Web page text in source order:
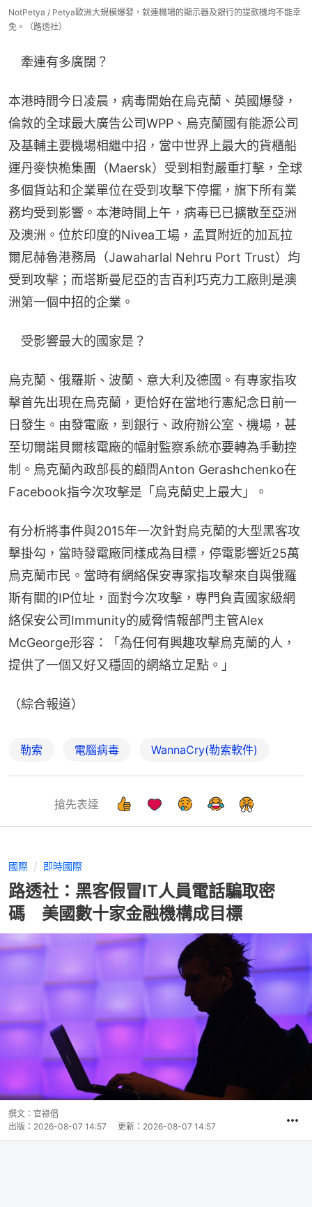
NotPetya / Petya歐洲大規模爆發，就連機場的顯示器及銀行的提款機均不能幸
免。（路透社）
牽連有多廣闊？
本港時間今日凌晨，病毒開始在烏克蘭、英國爆發，
倫敦的全球最大廣告公司WPP、烏克蘭國有能源公司
及基輔主要機場相繼中招，當中世界上最大的貨櫃船
運丹麥快桅集團（Maersk）受到相對嚴重打擊，全球
多個貨站和企業單位在受到攻擊下停擺，旗下所有業
務均受到影響。本港時間上午，病毒已已擴散至亞洲
及澳洲。位於印度的Nivea工場，孟買附近的加瓦拉
爾尼赫魯港務局（Jawaharlal Nehru Port Trust）均
受到攻擊；而塔斯曼尼亞的吉百利巧克力工廠則是澳
洲第一個中招的企業。
受影響最大的國家是？
烏克蘭、俄羅斯、波蘭、意大利及德國。有專家指攻
擊首先出現在烏克蘭，更恰好在當地行憲紀念日前一
日發生。由發電廠，到銀行、政府辦公室、機場，甚
至切爾諾貝爾核電廠的幅射監察系統亦要轉為手動控
制。烏克蘭內政部長的顧問Anton Gerashchenko在
Facebook指今次攻擊是「烏克蘭史上最大」。
有分析將事件與2015年一次針對烏克蘭的大型黑客攻
擊掛勾，當時發電廠同樣成為目標，停電影響近25萬
烏克蘭市民。當時有網絡保安專家指攻擊來自與俄羅
斯有關的IP位址，面對今次攻擊，專門負責國家級網
絡保安公司Immunity的威脅情報部門主管Alex
McGeorge形容：「為任何有興趣攻擊烏克蘭的人，
提供了一個又好又穩固的網絡立足點。」
（綜合報道）
勒索 電腦病毒 WannaCry(勒索軟件)
搶先表達
國際 即時國際
路透社：黑客假冒IT人員電話騙取密
碼 美國數十家金融機構成目標
撰文： 官祿倡
出版： 2026-08-07 14:57 更新： 2026-08-07 14:57